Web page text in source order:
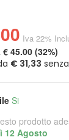
Iva 22%
€ 45.00 (32%)
Si
prodotto
12 Agosto